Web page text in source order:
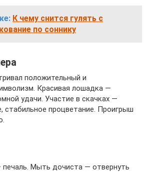
К чему снится гулять с
по соннику
положительный и
Красивая лошадка —
удачи. Участие в скачках —
стабильное процветание. Проигрыш
печаль. Мыть дочиста — отвернуть